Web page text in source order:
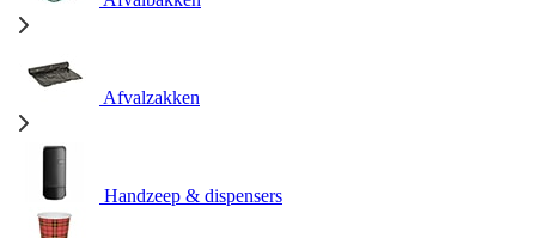
Afvalzakken
Handzeep & dispensers